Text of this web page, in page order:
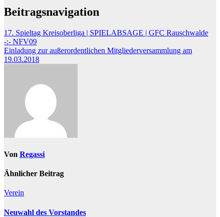
Beitragsnavigation
17. Spieltag Kreisoberliga | SPIELABSAGE | GFC Rauschwalde
-:- NFV09
Einladung zur außerordentlichen Mitgliederversammlung am
19.03.2018
Von Regassi
Ähnlicher Beitrag
Verein
Neuwahl des Vorstandes